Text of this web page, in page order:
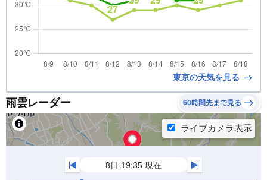
東京の天気を見る
雨雲レーダー 60時間先まで見る